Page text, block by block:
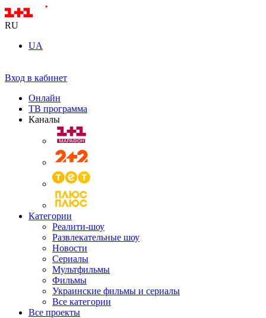
RU
UA
Вход в кабинет
Онлайн
ТВ программа
Каналы
Категории
Реалити-шоу
Развлекательные шоу
Новости
Сериалы
Мультфильмы
Фильмы
Украинские фильмы и сериалы
Все категории
Все проекты